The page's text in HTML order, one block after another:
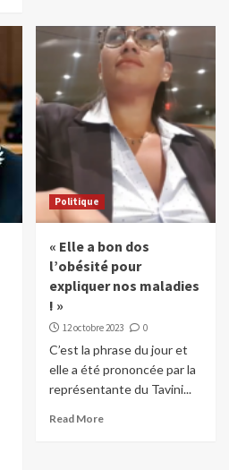
Politique
« Elle a bon dos
l’obésité pour
expliquer nos maladies
! »
12 octobre 2023 0
C’est la phrase du jour et
elle a été prononcée par la
représentante du Tavini...
Read More